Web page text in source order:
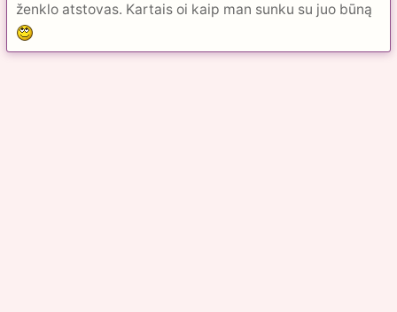
ženklo atstovas. Kartais oi kaip man sunku su juo būną